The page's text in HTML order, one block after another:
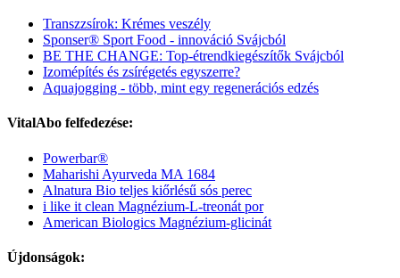
Transzzsírok: Krémes veszély
Sponser® Sport Food - innováció Svájcból
BE THE CHANGE: Top-étrendkiegészítők Svájcból
Izomépítés és zsírégetés egyszerre?
Aquajogging - több, mint egy regenerációs edzés
VitalAbo felfedezése:
Powerbar®
Maharishi Ayurveda MA 1684
Alnatura Bio teljes kiőrlésű sós perec
i like it clean Magnézium-L-treonát por
American Biologics Magnézium-glicinát
Újdonságok: